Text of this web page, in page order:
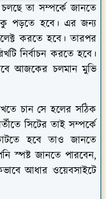
তা সম্পর্কে জানতে
পড়তে হবে। এর জন্য
করতে হবে। তারপর
নির্বাচন করতে হবে।
আজকের চলমান মুভি
চান সে হলের সঠিক
সিটের তাই সম্পর্কে
হবে তাও জানতে
স্পষ্ট জানতে পারবেন,
আধার ওয়েবসাইটে